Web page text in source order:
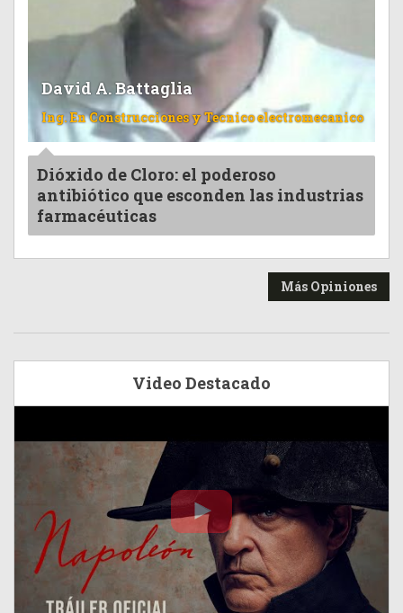
David A. Battaglia
Ing. En Construcciones y Tecnico electromecanico
Dióxido de Cloro: el poderoso
antibiótico que esconden las industrias
farmacéuticas
Más Opiniones
Video Destacado